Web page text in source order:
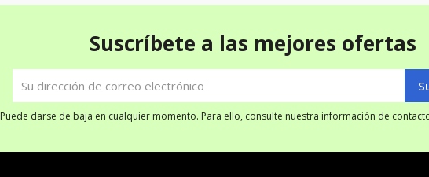
Suscríbete a las mejores ofertas
Puede darse de baja en cualquier momento. Para ello, consulte nuestra información de